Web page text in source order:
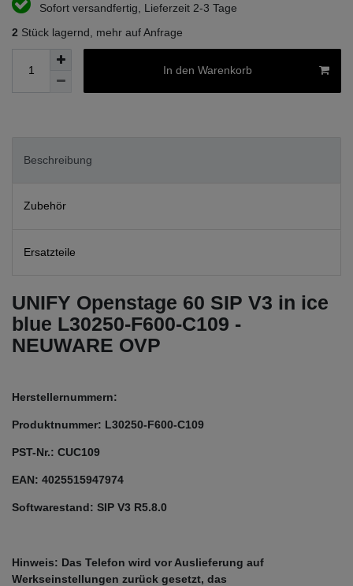
Sofort versandfertig, Lieferzeit 2-3 Tage
2 Stück lagernd, mehr auf Anfrage
In den Warenkorb
Beschreibung
Zubehör
Ersatzteile
UNIFY Openstage 60 SIP V3 in ice
blue L30250-F600-C109 -
NEUWARE OVP
Herstellernummern:
Produktnummer: L30250-F600-C109
PST-Nr.: CUC109
EAN: 4025515947974
Softwarestand: SIP V3 R5.8.0
Hinweis: Das Telefon wird vor Auslieferung auf
Werkseinstellungen zurück gesetzt, das